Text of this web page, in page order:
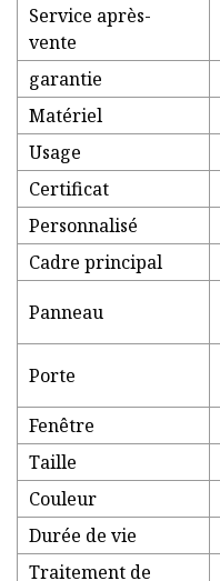
Service après-
vente
garantie
Matériel
Usage
Certificat
Personnalisé
Cadre principal
Panneau
Porte
Fenêtre
Taille
Couleur
Durée de vie
Traitement de